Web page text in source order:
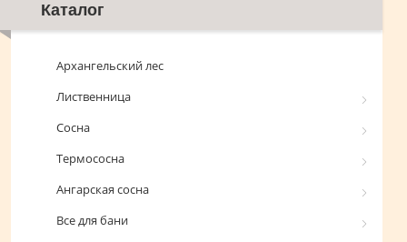
Каталог
Архангельский лес
Лиственница
Сосна
Термососна
Ангарская сосна
Все для бани